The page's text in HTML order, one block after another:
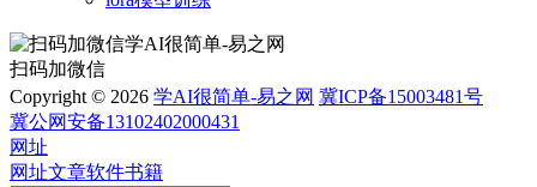
扫码加微信
Copyright © 2026 学AI很简单-易之网 冀ICP备15003481号
冀公网安备13102402000431
网址
网址文章软件书籍